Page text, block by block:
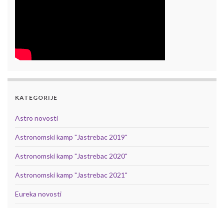
KATEGORIJE
Astro novosti
Astronomski kamp "Jastrebac 2019"
Astronomski kamp "Jastrebac 2020"
Astronomski kamp "Jastrebac 2021"
Eureka novosti